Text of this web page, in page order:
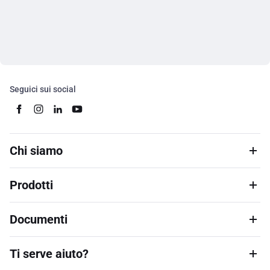
Seguici sui social
Chi siamo
Prodotti
Documenti
Ti serve aiuto?